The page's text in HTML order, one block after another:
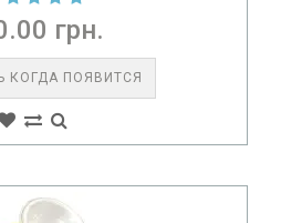
грн.
КОГДА ПОЯВИТСЯ